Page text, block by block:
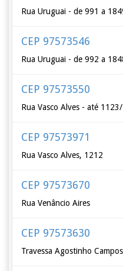
Rua Uruguai - de 991 a
CEP 97573546
Rua Uruguai - de 992 a
CEP 97573550
Rua Vasco Alves - até
CEP 97573971
Rua Vasco Alves, 1212
CEP 97573670
Rua Venâncio Aires
CEP 97573630
Travessa Agostinho Campos